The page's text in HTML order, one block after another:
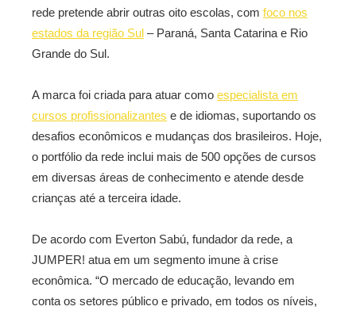
rede pretende abrir outras oito escolas, com foco nos
estados da região Sul – Paraná, Santa Catarina e Rio
Grande do Sul.
A marca foi criada para atuar como especialista em
cursos profissionalizantes e de idiomas, suportando os
desafios econômicos e mudanças dos brasileiros. Hoje,
o portfólio da rede inclui mais de 500 opções de cursos
em diversas áreas de conhecimento e atende desde
crianças até a terceira idade.
De acordo com Everton Sabú, fundador da rede, a
JUMPER! atua em um segmento imune à crise
econômica. “O mercado de educação, levando em
conta os setores público e privado, em todos os níveis,